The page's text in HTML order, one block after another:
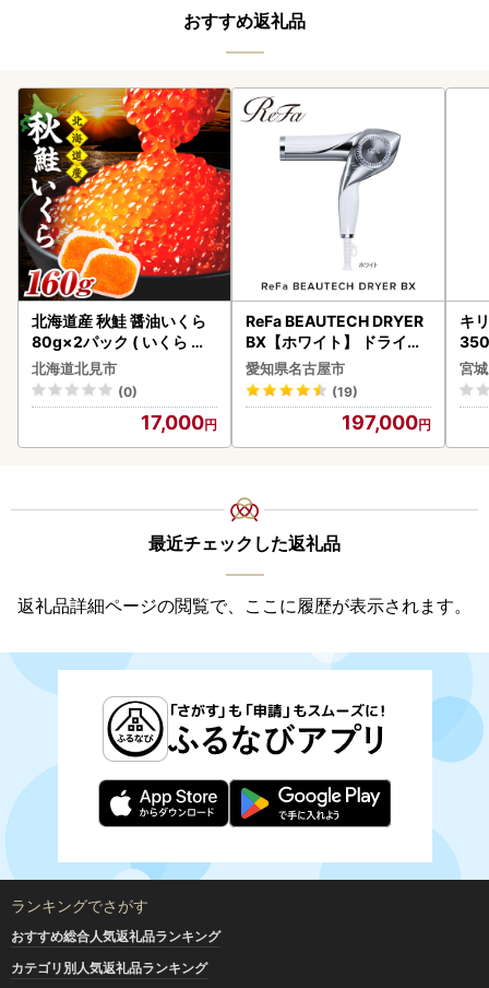
おすすめ返礼品
北海道産 秋鮭 醤油いくら
80g×2パック ( いくら イ
クラ 魚卵 鮭 サケ さけ 鮭い
くら 醤油漬け パック 北海
道産 ふるさと納税 秋鮭 )【
北海道北見市
(0)
17,000
ReFa BEAUTECH DRYER
BX【ホワイト】 ドライヤ
ー 美容 家電 ドライヤー リ
ファ
愛知県名古屋市
(19)
197,000
キ
ー
宮
最近チェックした返礼品
返礼品詳細ページの閲覧で、ここに履歴が表示されます。
ランキングでさがす
おすすめ総合人気返礼品ランキング
カテゴリ別人気返礼品ランキング